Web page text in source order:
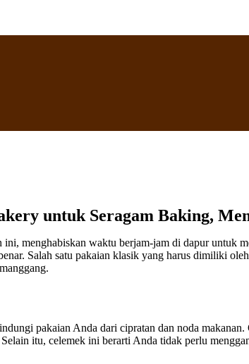
untuk Seragam Baking,
menghabiskan waktu berjam-jam di dapur untuk
Salah satu pakaian klasik yang harus dimiliki
pakaian Anda dari cipratan dan noda
itu, celemek ini berarti Anda tidak perlu